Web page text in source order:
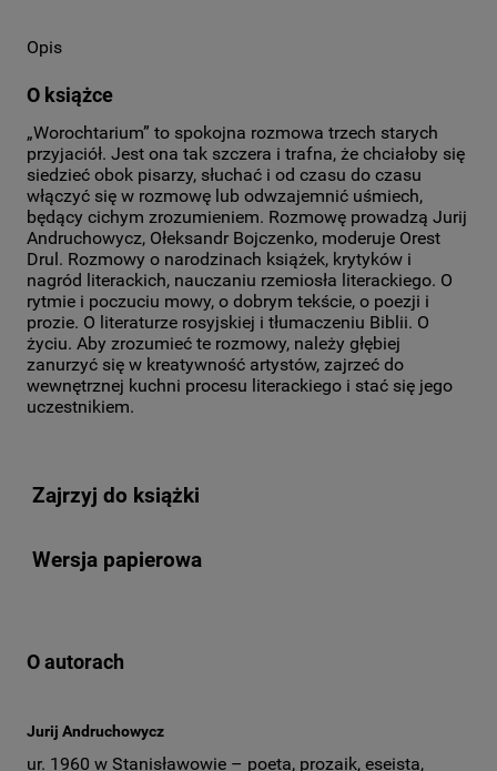
Opis
O książce
„Worochtarium” to spokojna rozmowa trzech starych
przyjaciół. Jest ona tak szczera i trafna, że chciałoby się
siedzieć obok pisarzy, słuchać i od czasu do czasu
włączyć się w rozmowę lub odwzajemnić uśmiech,
będący cichym zrozumieniem. Rozmowę prowadzą Jurij
Andruchowycz, Ołeksandr Bojczenko, moderuje Orest
Drul. Rozmowy o narodzinach książek, krytyków i
nagród literackich, nauczaniu rzemiosła literackiego. O
rytmie i poczuciu mowy, o dobrym tekście, o poezji i
prozie. O literaturze rosyjskiej i tłumaczeniu Biblii. O
życiu. Aby zrozumieć te rozmowy, należy głębiej
zanurzyć się w kreatywność artystów, zajrzeć do
wewnętrznej kuchni procesu literackiego i stać się jego
uczestnikiem.
Zajrzyj do książki
Wersja papierowa
O autorach
Jurij Andruchowycz
ur. 1960 w Stanisławowie – poeta, prozaik, eseista,